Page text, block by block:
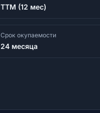
TTM (12 мес)
Срок окупаемости
24 месяца